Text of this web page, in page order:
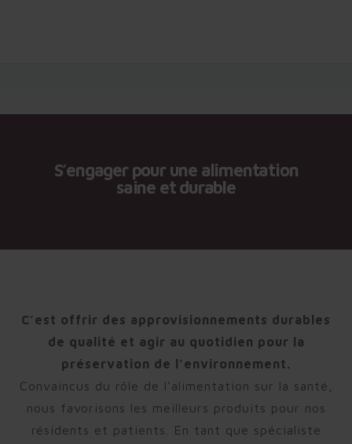
S’engager pour une alimentation
saine et durable
C’est offrir des approvisionnements durables
de qualité et agir au quotidien pour la
préservation de l’environnement.
Convaincus du rôle de l’alimentation sur la santé,
nous favorisons les meilleurs produits pour nos
résidents et patients. En tant que spécialiste